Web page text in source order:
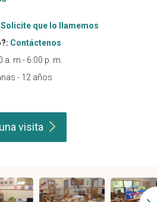
Solicite que lo llamemos
Contáctenos
a. m.- 6:00 p. m.
- 12 años
visita